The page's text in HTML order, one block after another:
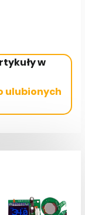
w
ulubionych